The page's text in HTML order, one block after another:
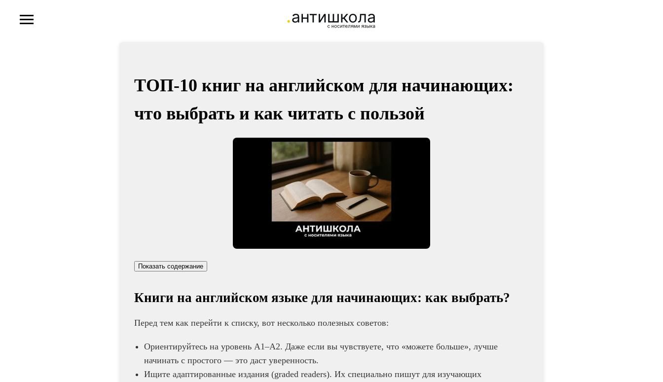
ТОП-10 книг на английском для начинающих:
что выбрать и как читать с пользой
Показать содержание
Книги на английском языке для начинающих: как выбрать?
Перед тем как перейти к списку, вот несколько полезных советов:
Ориентируйтесь на уровень A1–A2. Даже если вы чувствуете, что «можете больше», лучше
начинать с простого — это даст уверенность.
Ищите адаптированные издания (graded readers). Их специально пишут для изучающих